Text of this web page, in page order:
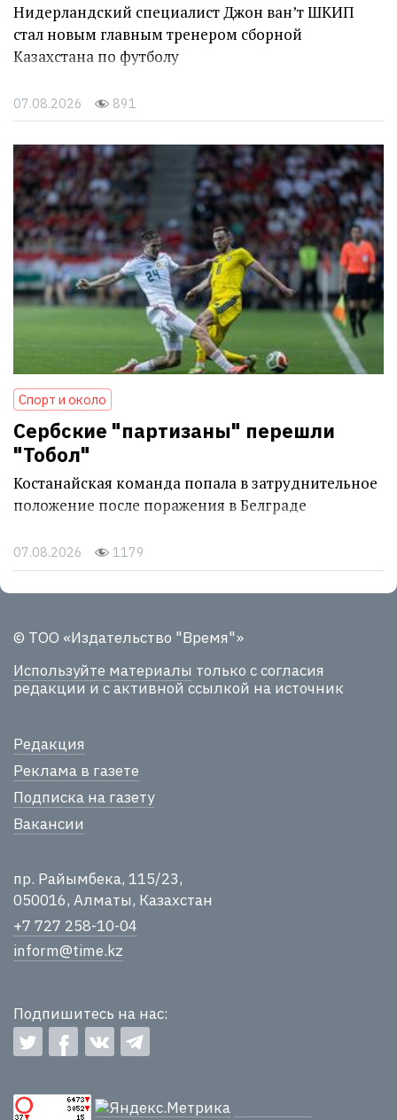
Нидерландский специалист Джон ван’т ШКИП
стал новым главным тренером сборной
Казахстана по футболу
07.08.2026 891
Спорт и около
Сербские "партизаны" перешли
"Тобол"
Костанайская команда попала в затруднительное
положение после поражения в Белграде
07.08.2026 1179
© ТОО «Издательство "Время"»
Используйте материалы только с согласия
редакции и с активной ссылкой на источник
Редакция
Реклама в газете
Подписка на газету
Вакансии
пр. Райымбека, 115/23,
050016, Алматы, Казахстан
+7 727 258-10-04
inform@time.kz
Подпишитесь на нас: